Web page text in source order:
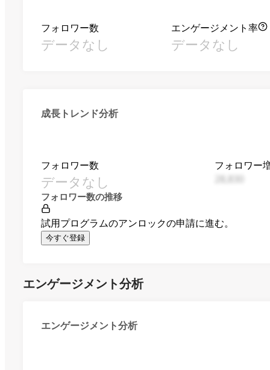
フォロワー数
データなし
エンゲージメント率
データなし
成長トレンド分析
フォロワー数
データなし
フォロワー
フォロワー数の推移
試用プログラムのアンロックの申請に進む。
今すぐ登録
エンゲージメント分析
エンゲージメント分析